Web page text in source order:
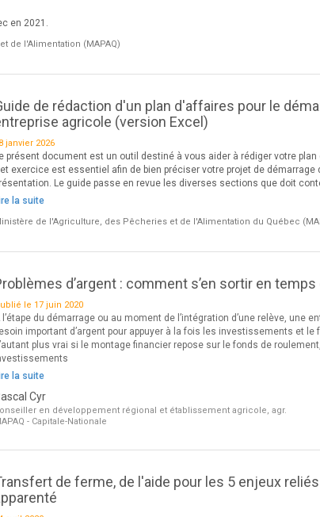
en 2021.
de l'Alimentation (MAPAQ)
de rédaction d'un plan d'affaires pour le
agricole (version Excel)
janvier 2026
présent document est un outil destiné à vous aider à rédiger votre
exercice est essentiel afin de bien préciser votre projet de
Le guide passe en revue les diverses sections que doit
la suite
de l'Agriculture, des Pêcheries et de l'Alimentation du Québec
d’argent : comment s’en sortir en
le 17 juin 2020
l’étape du démarrage ou au moment de l’intégration d’une relève, une
important d’argent pour appuyer à la fois les investissements et
plus vrai si le montage financier repose sur le fonds de
la suite
Cyr
en développement régional et établissement agricole, agr.
- Capitale-Nationale
de ferme, de l'aide pour les 5 enjeux